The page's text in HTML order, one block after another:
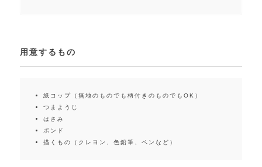
用意するもの
紙コップ（無地のものでも柄付きのものでもOK）
つまようじ
はさみ
ボンド
描くもの（クレヨン、色鉛筆、ペンなど）